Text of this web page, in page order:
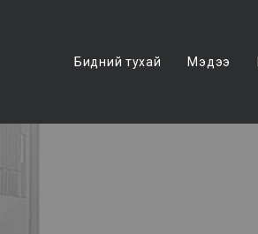
Бидний тухай Мэдээ